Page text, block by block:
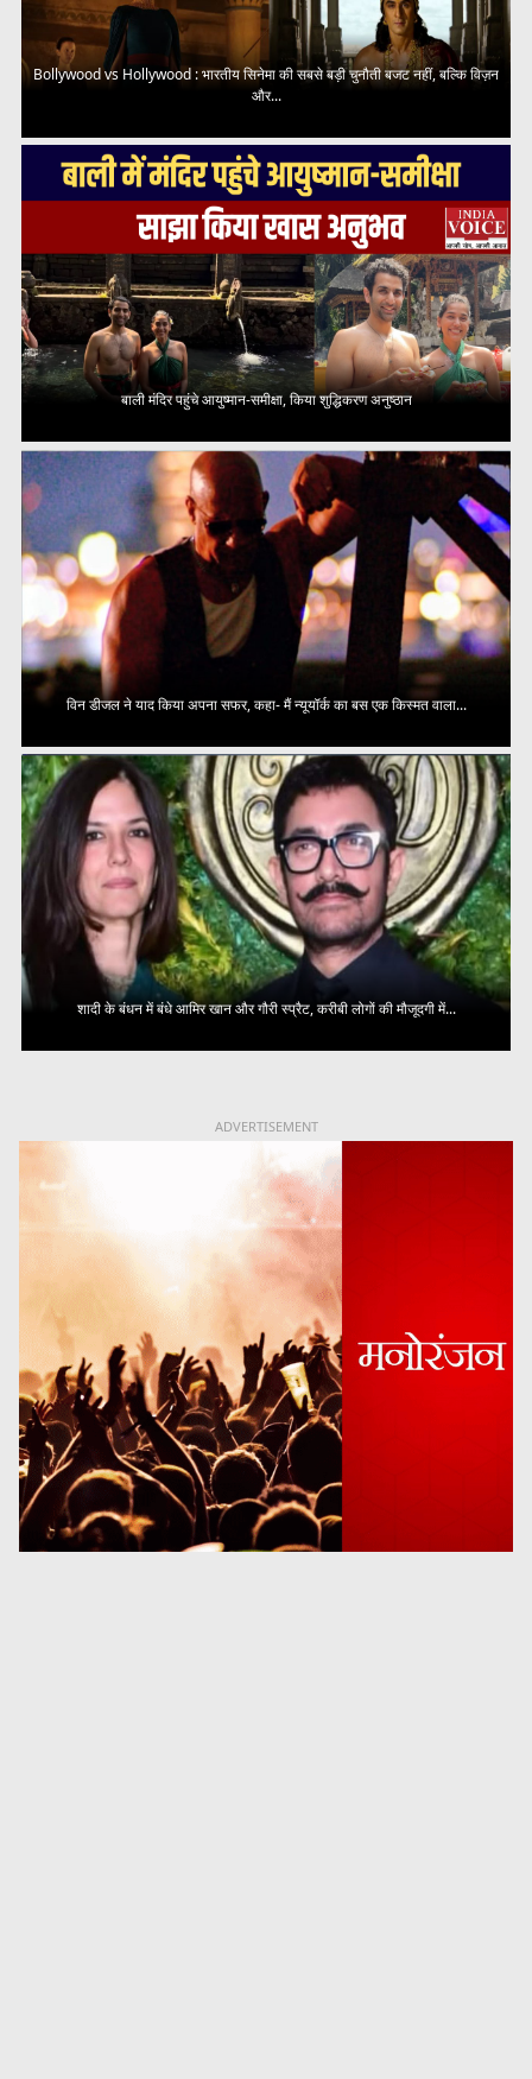
Bollywood vs Hollywood : भारतीय सिनेमा की सबसे बड़ी चुनौती बजट नहीं, बल्कि विज़न
और...
बाली मंदिर पहुंचे आयुष्मान-समीक्षा, किया शुद्धिकरण अनुष्ठान
विन डीजल ने याद किया अपना सफर, कहा- मैं न्यूयॉर्क का बस एक किस्मत वाला...
शादी के बंधन में बंधे आमिर खान और गौरी स्प्रैट, करीबी लोगों की मौजूदगी में...
ADVERTISEMENT